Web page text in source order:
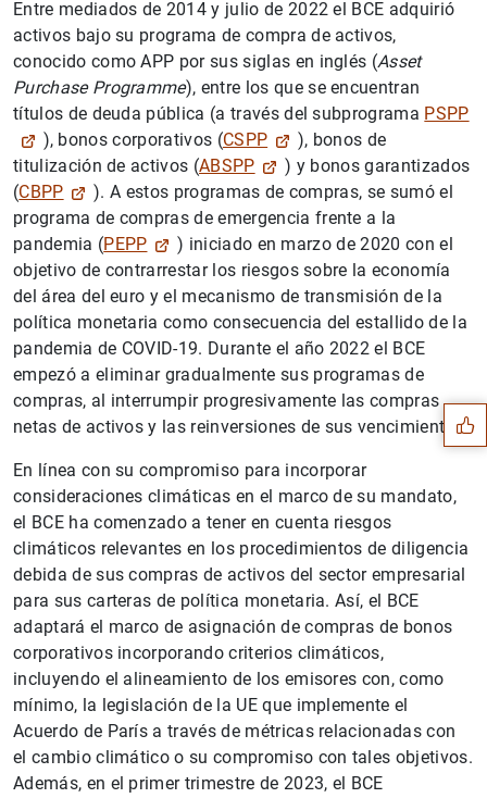
Entre mediados de 2014 y julio de 2022 el BCE adquirió
activos bajo su programa de compra de activos,
conocido como APP por sus siglas en inglés (Asset
Purchase Programme), entre los que se encuentran
títulos de deuda pública (a través del subprograma PSPP
), bonos corporativos (CSPP
), bonos de
titulización de activos (ABSPP
) y bonos garantizados
(CBPP
). A estos programas de compras, se sumó el
programa de compras de emergencia frente a la
pandemia (PEPP
) iniciado en marzo de 2020 con el
objetivo de contrarrestar los riesgos sobre la economía
del área del euro y el mecanismo de transmisión de la
política monetaria como consecuencia del estallido de la
pandemia de COVID-19. Durante el año 2022 el BCE
empezó a eliminar gradualmente sus programas de
compras, al interrumpir progresivamente las compras
netas de activos y las reinversiones de sus vencimientos.
En línea con su compromiso para incorporar
consideraciones climáticas en el marco de su mandato,
el BCE ha comenzado a tener en cuenta riesgos
climáticos relevantes en los procedimientos de diligencia
debida de sus compras de activos del sector empresarial
para sus carteras de política monetaria. Así, el BCE
adaptará el marco de asignación de compras de bonos
corporativos incorporando criterios climáticos,
incluyendo el alineamiento de los emisores con, como
mínimo, la legislación de la UE que implemente el
Acuerdo de París a través de métricas relacionadas con
el cambio climático o su compromiso con tales objetivos.
Además, en el primer trimestre de 2023, el BCE
Sugerencias
1 2